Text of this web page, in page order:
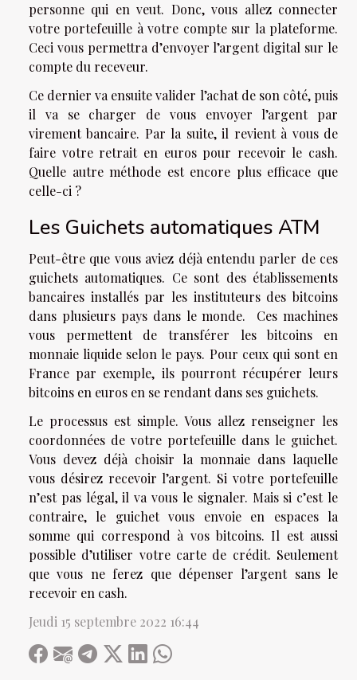
personne qui en veut. Donc, vous allez connecter
votre portefeuille à votre compte sur la plateforme.
Ceci vous permettra d’envoyer l’argent digital sur le
compte du receveur.
Ce dernier va ensuite valider l’achat de son côté, puis
il va se charger de vous envoyer l’argent par
virement bancaire. Par la suite, il revient à vous de
faire votre retrait en euros pour recevoir le cash.
Quelle autre méthode est encore plus efficace que
celle-ci ?
Les Guichets automatiques ATM
Peut-être que vous aviez déjà entendu parler de ces
guichets automatiques. Ce sont des établissements
bancaires installés par les instituteurs des bitcoins
dans plusieurs pays dans le monde. Ces machines
vous permettent de transférer les bitcoins en
monnaie liquide selon le pays. Pour ceux qui sont en
France par exemple, ils pourront récupérer leurs
bitcoins en euros en se rendant dans ses guichets.
Le processus est simple. Vous allez renseigner les
coordonnées de votre portefeuille dans le guichet.
Vous devez déjà choisir la monnaie dans laquelle
vous désirez recevoir l’argent. Si votre portefeuille
n’est pas légal, il va vous le signaler. Mais si c’est le
contraire, le guichet vous envoie en espaces la
somme qui correspond à vos bitcoins. Il est aussi
possible d’utiliser votre carte de crédit. Seulement
que vous ne ferez que dépenser l’argent sans le
recevoir en cash.
Jeudi 15 septembre 2022 16:44